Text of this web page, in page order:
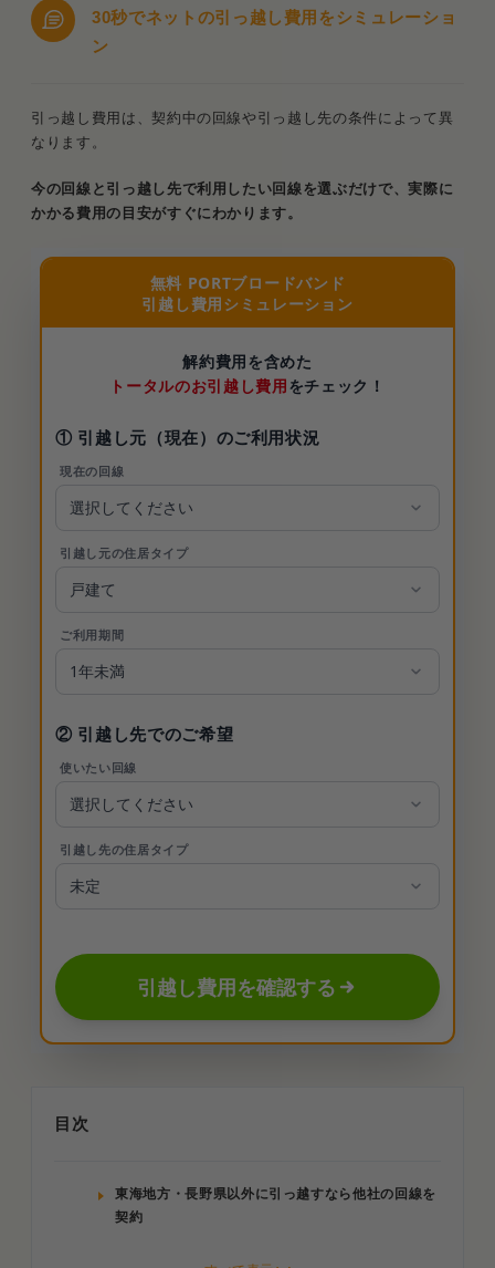
30秒でネットの引っ越し費用をシミュレーショ
ン
引っ越し費用は、契約中の回線や引っ越し先の条件によって異
なります。
今の回線と引っ越し先で利用したい回線を選ぶだけで、実際に
かかる費用の目安がすぐにわかります。
無料 PORTブロードバンド
引越し費用シミュレーション
解約費用を含めた
トータルのお引越し費用をチェック！
① 引越し元（現在）のご利用状況
現在の回線
引越し元の住居タイプ
ご利用期間
② 引越し先でのご希望
使いたい回線
引越し先の住居タイプ
引越し費用を確認する
目次
東海地方・長野県以外に引っ越すなら他社の回線を
契約